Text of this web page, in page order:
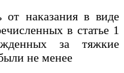
от наказания в виде
в статье 1
за тяжкие
не менее